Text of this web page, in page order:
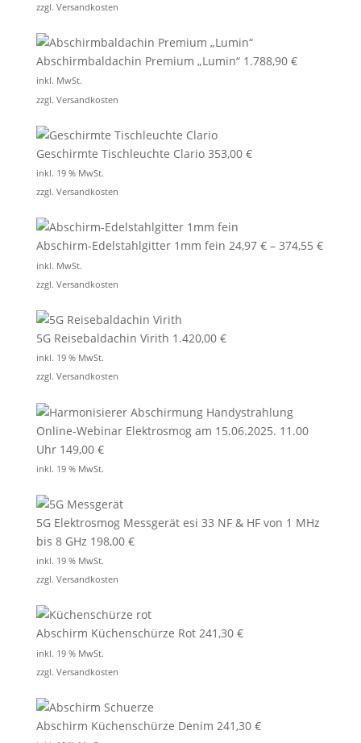
zzgl. Versandkosten
Abschirmbaldachin Premium „Lumin“ 1.788,90 €
inkl. MwSt.
zzgl. Versandkosten
Geschirmte Tischleuchte Clario 353,00 €
inkl. 19 % MwSt.
zzgl. Versandkosten
Abschirm-Edelstahlgitter 1mm fein 24,97 €– 374,55 €
inkl. MwSt.
zzgl. Versandkosten
5G Reisebaldachin Virith 1.420,00 €
inkl. 19 % MwSt.
zzgl. Versandkosten
Online-Webinar Elektrosmog am 15.06.2025. 11.00
Uhr 149,00 €
inkl. 19 % MwSt.
5G Elektrosmog Messgerät esi 33 NF & HF von 1 MHz
bis 8 GHz 198,00 €
inkl. 19 % MwSt.
zzgl. Versandkosten
Abschirm Küchenschürze Rot 241,30 €
inkl. 19 % MwSt.
zzgl. Versandkosten
Abschirm Küchenschürze Denim 241,30 €